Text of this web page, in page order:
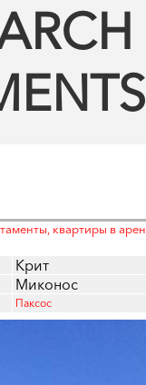
квартиры в
Крит
Миконос
Паксос